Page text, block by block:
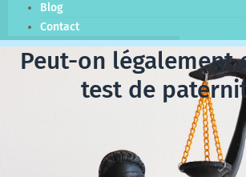
Blog
Contact
Peut-on légalement
test de